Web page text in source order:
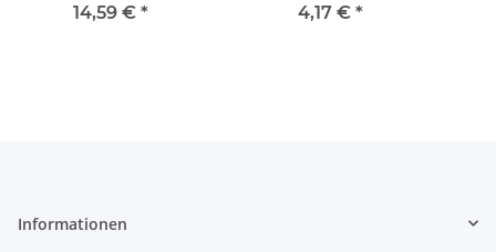
14,59 € *
4,17 € *
Informationen